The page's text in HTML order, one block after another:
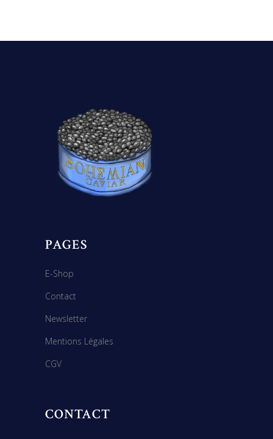
PAGES
E-Shop
Contact
Newsletter
Mentions Légales
CGV
CONTACT